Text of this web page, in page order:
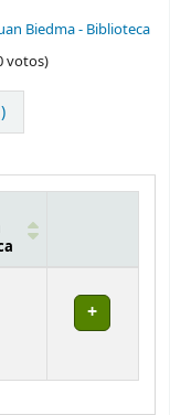
Biedma - Biblioteca
votos)